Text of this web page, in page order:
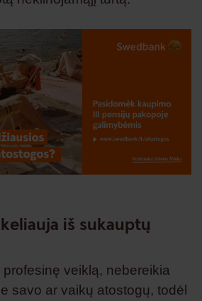
iš sukauptų
veiklą, nebereikia
savo ar vaikų atostogų, todėl